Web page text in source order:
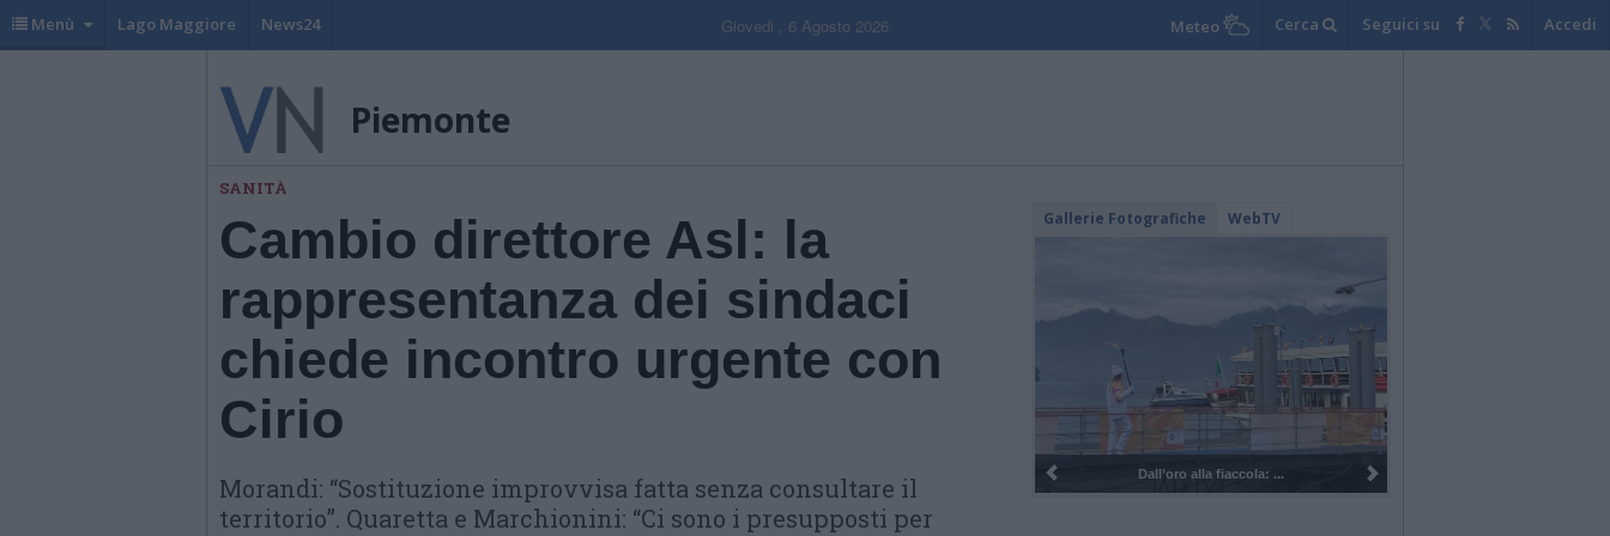
Menù Lago Maggiore News24 Giovedi , 6 Agosto 2026 Meteo Cerca Seguici su Accedi
Piemonte
SANITÀ
Cambio direttore Asl: la
rappresentanza dei sindaci
chiede incontro urgente con
Cirio
Morandi: “Sostituzione improvvisa fatta senza consultare il
territorio”. Quaretta e Marchionini: “Ci sono i presupposti per
Gallerie Fotografiche WebTV
Dall’oro alla fiaccola: ...